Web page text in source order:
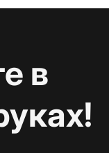
в